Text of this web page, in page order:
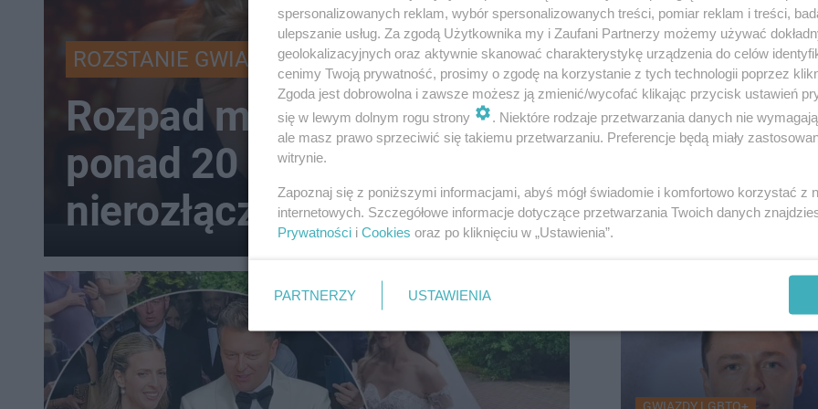
ROZSTANIE GWIAZD
Rozpad małżeństwa po
ponad 20 latach. Byli
nierozłączni
Monika Brodka
brzuszek w kusym
spersonalizowanych reklam, wybór spersonalizowanych treści, pomiar reklam i treści,
ulepszanie usług. Za zgodą Użytkownika my i Zaufani Partnerzy możemy używać
geolokalizacyjnych oraz aktywnie skanować charakterystykę urządzenia do celów
cenimy Twoją prywatność, prosimy o zgodę na korzystanie z tych technologii poprzez
Zgoda jest dobrowolna i zawsze możesz ją zmienić/wycofać klikając przycisk ustawień
się w lewym dolnym rogu strony
. Niektóre rodzaje przetwarzania danych nie
ale masz prawo sprzeciwić się takiemu przetwarzaniu. Preferencje będą miały
witrynie.
Zapoznaj się z poniższymi informacjami, abyś mógł świadomie i komfortowo korzystać z
internetowych. Szczegółowe informacje dotyczące przetwarzania Twoich danych
Prywatności i Cookies oraz po kliknięciu w „Ustawienia”.
PARTNERZY USTAWIENIA